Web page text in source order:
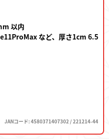
以内
など、厚さ1cm 6.5
JANコード: 4580371407302 / 221214-44